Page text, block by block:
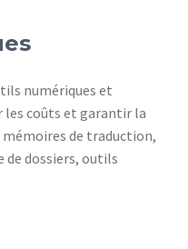
numériques et
coûts et garantir la
mémoires de traduction,
de dossiers, outils